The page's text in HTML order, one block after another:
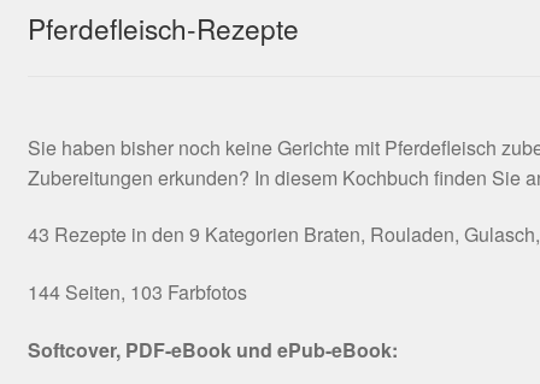
Pferdefleisch-Rezepte
Sie haben bisher noch keine Gerichte mit Pferdefleisch
Zubereitungen erkunden? In diesem Kochbuch finden Sie
43 Rezepte in den 9 Kategorien Braten, Rouladen,
144 Seiten, 103 Farbfotos
Softcover, PDF-eBook und ePub-eBook: